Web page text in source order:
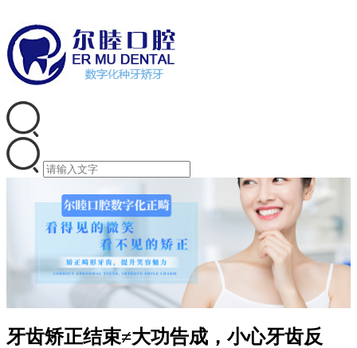
牙齿矫正结束≠大功告成，小心牙齿反